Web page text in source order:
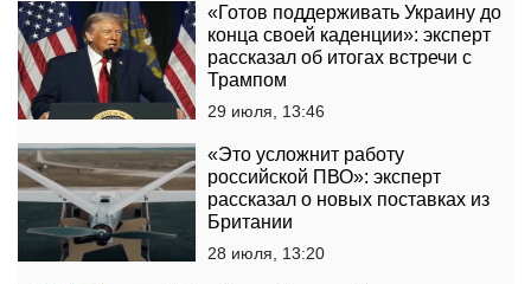
«Готов поддерживать Украину до
конца своей каденции»: эксперт
рассказал об итогах встречи с
Трампом
29 июля, 13:46
«Это усложнит работу
российской ПВО»: эксперт
рассказал о новых поставках из
Британии
28 июля, 13:20